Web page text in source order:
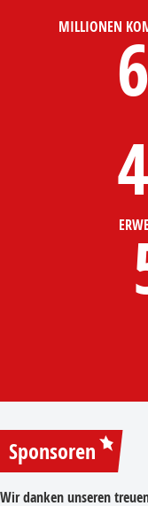
MILLIONEN
Sponsoren
Wir danken unseren